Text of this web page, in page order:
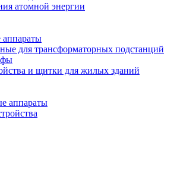
атомной энергии
для трансформаторных подстанций
и щитки для жилых зданий
аппараты